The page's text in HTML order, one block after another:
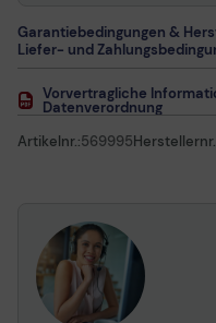
Garantiebedingungen &
Liefer- und
Vorvertragliche
Datenverordnung
Artikelnr.:569995